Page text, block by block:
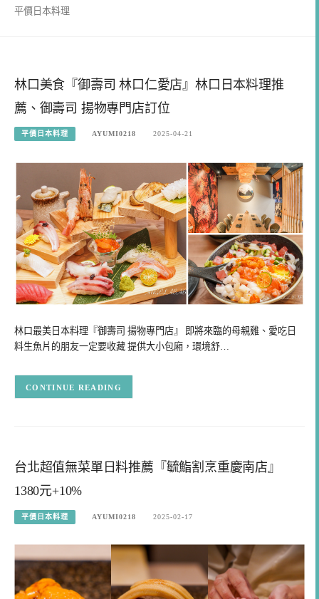
平價日本料理
林口美食『御壽司 林口仁愛店』林口日本料理推
薦、御壽司 揚物專門店訂位
平價日本料理 AYUMI0218 2025-04-21
林口最美日本料理『御壽司 揚物專門店』 即將來臨的母親雞、愛吃日
料生魚片的朋友一定要收藏 提供大小包廂，環境舒…
CONTINUE READING
台北超值無菜單日料推薦『毓鮨割烹重慶南店』
1380元+10%
平價日本料理 AYUMI0218 2025-02-17